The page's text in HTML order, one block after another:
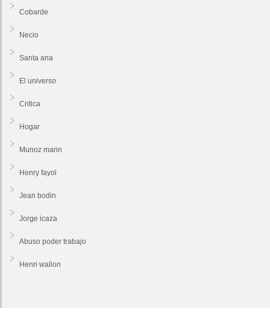
Cobarde
Necio
Santa ana
El universo
Critica
Hogar
Munoz marin
Henry fayol
Jean bodin
Jorge icaza
Abuso poder trabajo
Henri wallon